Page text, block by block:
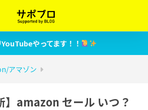
やってます！！
アマゾン
】amazon セール いつ？